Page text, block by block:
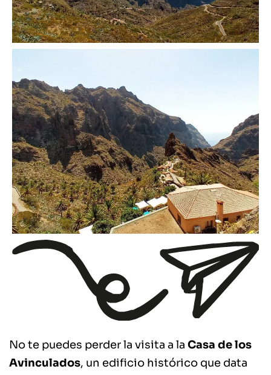
No te puedes perder la visita a la Casa de los
Avinculados, un edificio histórico que data